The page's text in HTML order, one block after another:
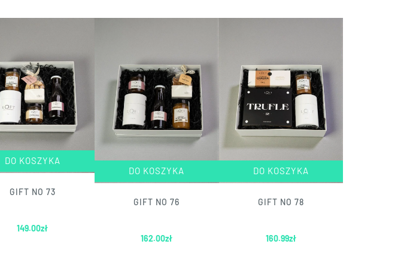
DO KOSZYKA
GIFT NO 73
149.00zł
DO KOSZYKA
GIFT NO 76
162.00zł
DO KOSZYKA
GIFT NO 78
160.99zł